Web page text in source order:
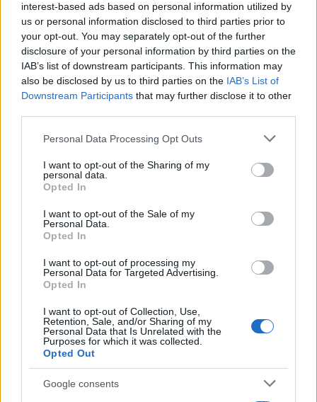
interest-based ads based on personal information utilized by
us or personal information disclosed to third parties prior to
your opt-out. You may separately opt-out of the further
disclosure of your personal information by third parties on the
IAB’s list of downstream participants. This information may
also be disclosed by us to third parties on the IAB’s List of
Downstream Participants that may further disclose it to other
Please note that this website/app uses one or more Google
not limited to your visit or usage behaviour. You may click to
grant or deny consent to Google and its third-party tags to
use your data for below specified purposes in below Google
consent section.
Personal Data Processing Opt Outs
I want to opt-out of the Sharing of my
personal data.
Opted In
I want to opt-out of the Sale of my
Personal Data.
Opted In
I want to opt-out of processing my
Personal Data for Targeted Advertising.
Opted In
I want to opt-out of Collection, Use,
Retention, Sale, and/or Sharing of my
Personal Data that Is Unrelated with the
Purposes for which it was collected.
Opted Out
Google consents
Pieve Comics 2026: tutto ciò che devi sapere
Andrea Conforti · 6 Ago 2026